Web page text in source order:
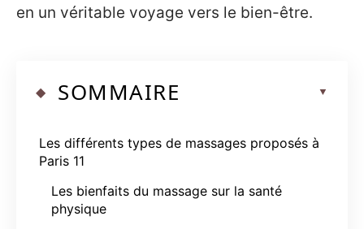
en un véritable voyage vers le bien-être.
SOMMAIRE
Les différents types de massages proposés à
Paris 11
Les bienfaits du massage sur la santé
physique